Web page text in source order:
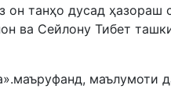
он танҳо дусад ҳазораш
ва Сейлону Тибет
маълумоти